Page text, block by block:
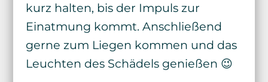
kurz halten, bis der Impuls zur
Einatmung kommt. Anschließend
gerne zum Liegen kommen und das
Leuchten des Schädels genießen 😉